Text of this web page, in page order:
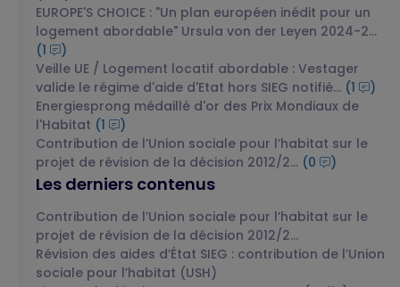
EUROPE'S CHOICE : "Un plan européen inédit pour un
logement abordable" Ursula von der Leyen 2024-2...
(1
)
Veille UE / Logement locatif abordable : Vestager
valide le régime d'aide d'Etat hors SIEG notifié... (1
)
Energiesprong médaillé d'or des Prix Mondiaux de
l'Habitat (1
)
Contribution de l’Union sociale pour l’habitat sur le
projet de révision de la décision 2012/2... (0 )
Les derniers contenus
Contribution de l’Union sociale pour l’habitat sur le
projet de révision de la décision 2012/2...
Révision des aides d’État SIEG : contribution de l’Union
sociale pour l’habitat (USH)